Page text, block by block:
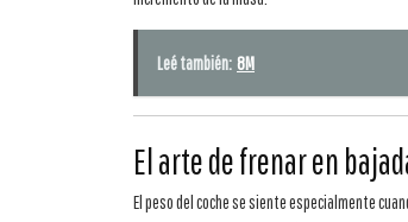
Leé también: 8M
El arte de frenar en
El peso del coche se siente especialmente